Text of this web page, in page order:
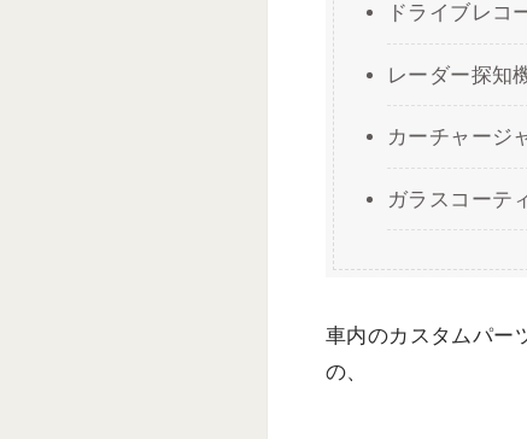
ドライブレコ
レーダー探知
カーチャージ
ガラスコーテ
車内のカスタムパー
の、